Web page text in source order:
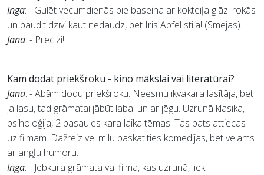
Inga: - Gulēt vecumdienās pie baseina ar kokteiļa glāzi rokās
un baudīt dzīvi kaut nedaudz, bet Iris Apfel stilā! (Smejas).
Jana: - Precīzi!
Kam dodat priekšroku - kino mākslai vai literatūrai?
Jana: - Abām dodu priekšroku. Neesmu ikvakara lasītāja, bet
ja lasu, tad grāmatai jābūt labai un ar jēgu. Uzrunā klasika,
psiholoģija, 2 pasaules kara laika tēmas. Tas pats attiecas
uz filmām. Dažreiz vēl mīlu paskatīties komēdijas, bet vēlams
ar angļu humoru.
Inga: - Jebkura grāmata vai filma, kas uzrunā, liek